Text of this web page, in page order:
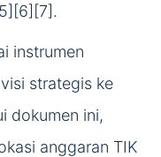
instrumen
strategis ke
dokumen ini,
anggaran TIK